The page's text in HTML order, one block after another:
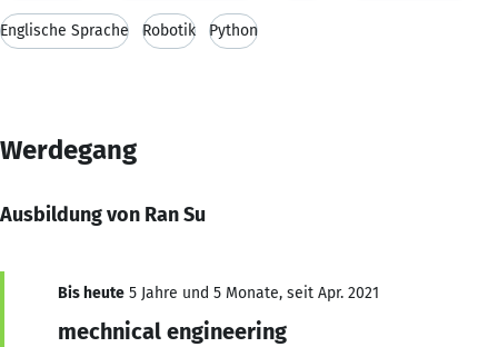
Englische Sprache Robotik Python
Werdegang
Ausbildung von Ran Su
Bis heute 5 Jahre und 5 Monate, seit Apr. 2021
mechnical engineering